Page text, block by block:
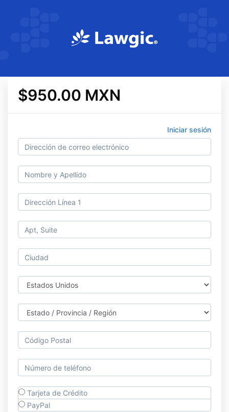
$950.00 MXN
Iniciar sesión
Tarjeta de Crédito
PayPal